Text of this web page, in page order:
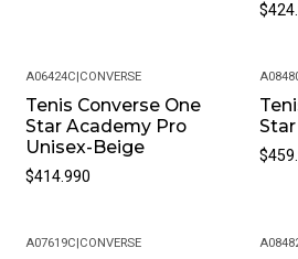
A06424C|CONVERSE
Tenis Converse One
Star Academy Pro
Unisex-Beige
$414.990
A07619C|CONVERSE